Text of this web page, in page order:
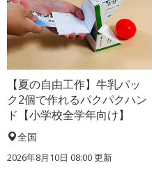
【夏の自由工作】牛乳パッ
ク2個で作れるパクパクハン
ド【小学校全学年向け】
全国
2026年8月10日 08:00更新